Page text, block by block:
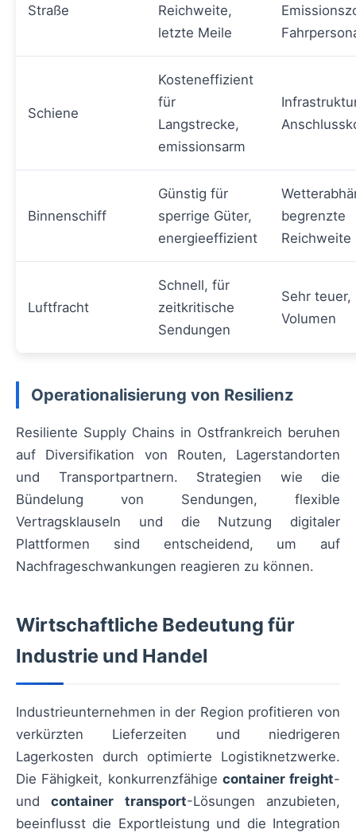
Straße
Reichweite,
letzte Meile
Schiene
Kosteneffizient
für
Langstrecke,
emissionsarm
Binnenschiff
Günstig für
sperrige Güter,
energieeffizient
begrenzte
Reichweite
Luftfracht
Schnell, für
zeitkritische
Sendungen
Sehr
Volumen
Operationalisierung von Resilienz
Resiliente Supply Chains in Ostfrankreich beruhen
auf Diversifikation von Routen, Lagerstandorten
und Transportpartnern. Strategien wie die
Bündelung von Sendungen, flexible
Vertragsklauseln und die Nutzung digitaler
Plattformen sind entscheidend, um auf
Nachfrageschwankungen reagieren zu können.
Wirtschaftliche Bedeutung für
Industrie und Handel
Industrieunternehmen in der Region profitieren von
verkürzten Lieferzeiten und niedrigeren
Lagerkosten durch optimierte Logistiknetzwerke.
Die Fähigkeit, konkurrenzfähige container freight-
undcontainer transport-Lösungen anzubieten,
beeinflusst die Exportleistung und die Integration